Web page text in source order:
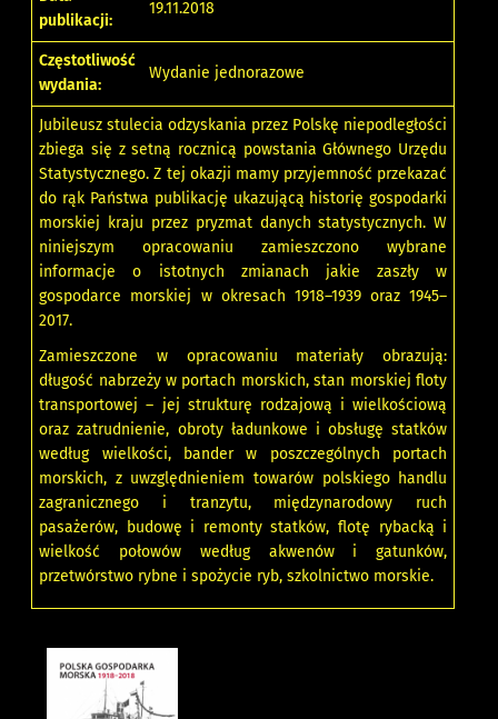
publikacji:
19.11.2018
Częstotliwość
wydania:
Wydanie jednorazowe
Jubileusz stulecia odzyskania przez Polskę niepodległości
zbiega się z setną rocznicą powstania Głównego Urzędu
Statystycznego. Z tej okazji mamy przyjemność przekazać
do rąk Państwa publikację ukazującą historię gospodarki
morskiej kraju przez pryzmat danych statystycznych. W
niniejszym opracowaniu zamieszczono wybrane
informacje o istotnych zmianach jakie zaszły w
gospodarce morskiej w okresach 1918–1939 oraz 1945–
2017.
Zamieszczone w opracowaniu materiały obrazują:
długość nabrzeży w portach morskich, stan morskiej floty
transportowej – jej strukturę rodzajową i wielkościową
oraz zatrudnienie, obroty ładunkowe i obsługę statków
według wielkości, bander w poszczególnych portach
morskich, z uwzględnieniem towarów polskiego handlu
zagranicznego i tranzytu, międzynarodowy ruch
pasażerów, budowę i remonty statków, flotę rybacką i
wielkość połowów według akwenów i gatunków,
przetwórstwo rybne i spożycie ryb, szkolnictwo morskie.